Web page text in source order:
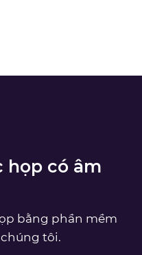
họp có âm
bằng phần mềm
tôi.